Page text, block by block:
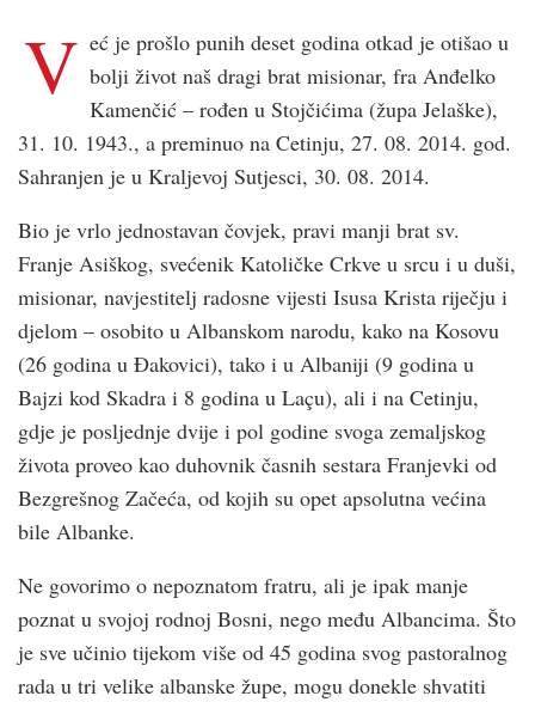
V eć je prošlo punih deset godina otkad je otišao u
bolji život naš dragi brat misionar, fra Anđelko
Kamenčić – rođen u Stojčićima (župa Jelaške),
31. 10. 1943., a preminuo na Cetinju, 27. 08. 2014. god.
Sahranjen je u Kraljevoj Sutjesci, 30. 08. 2014.
Bio je vrlo jednostavan čovjek, pravi manji brat sv.
Franje Asiškog, svećenik Katoličke Crkve u srcu i u duši,
misionar, navjestitelj radosne vijesti Isusa Krista riječju i
djelom – osobito u Albanskom narodu, kako na Kosovu
(26 godina u Đakovici), tako i u Albaniji (9 godina u
Bajzi kod Skadra i 8 godina u Laçu), ali i na Cetinju,
gdje je posljednje dvije i pol godine svoga zemaljskog
života proveo kao duhovnik časnih sestara Franjevki od
Bezgrešnog Začeća, od kojih su opet apsolutna većina
bile Albanke.
Ne govorimo o nepoznatom fratru, ali je ipak manje
poznat u svojoj rodnoj Bosni, nego među Albancima. Što
je sve učinio tijekom više od 45 godina svog pastoralnog
rada u tri velike albanske župe, mogu donekle shvatiti